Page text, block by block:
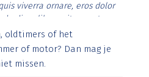
viverra ornare, eros dolor
diam libero vitae erat.
cursus id rutrum lorem
risus tristique posuere.
oldtimers of het
of motor? Dan mag je
missen.